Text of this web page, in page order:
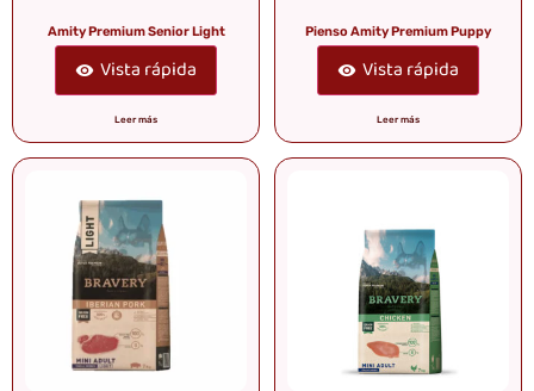
Amity Premium Senior Light
Vista rápida
Leer más
Pienso Amity Premium Puppy
Vista rápida
Leer más